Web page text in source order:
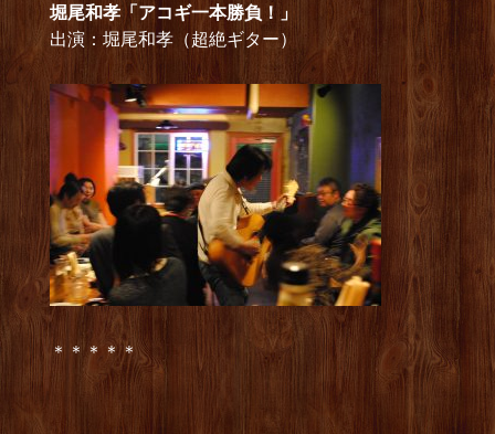
堀尾和孝「アコギ一本勝負！」
出演：堀尾和孝（超絶ギター）
＊＊＊＊＊